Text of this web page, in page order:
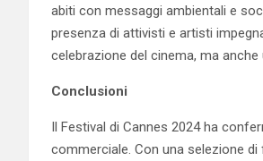
abiti con messaggi ambientali e
presenza di attivisti e artisti
celebrazione del cinema, ma
Conclusioni
Il Festival di Cannes 2024 ha
commerciale. Con una selezione